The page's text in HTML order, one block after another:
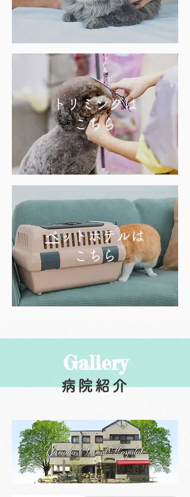
​トリミングは
​こちら
​ペットホテルは
​こちら
​Gallery
病院紹介